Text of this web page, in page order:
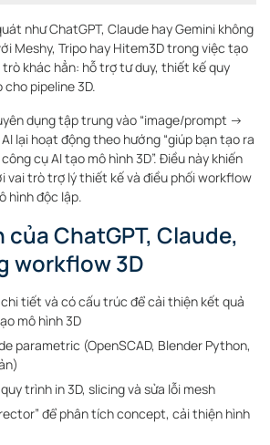
như ChatGPT, Claude hay Gemini không
Meshy, Tripo hay Hitem3D trong việc tạo
trò khác hẳn: hỗ trợ tư duy, thiết kế quy
pipeline 3D.
dụng tập trung vào “image/prompt →
lại hoạt động theo hướng “giúp bạn tạo ra
cụ AI tạo mô hình 3D”. Điều này khiến
vai trò trợ lý thiết kế và điều phối workflow
hình độc lập.
ChatGPT, Claude,
workflow 3D
tiết và có cấu trúc để cải thiện kết quả
mô hình 3D
parametric (OpenSCAD, Blender Python,
trình in 3D, slicing và sửa lỗi mesh
để phân tích concept, cải thiện hình